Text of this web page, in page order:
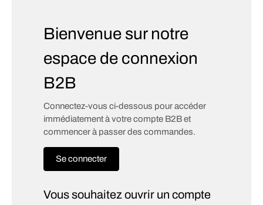
Bienvenue sur notre
espace de connexion
B2B
Connectez-vous ci-dessous pour accéder
immédiatement à votre compte B2B et
commencer à passer des commandes.
Se connecter
Vous souhaitez ouvrir un compte